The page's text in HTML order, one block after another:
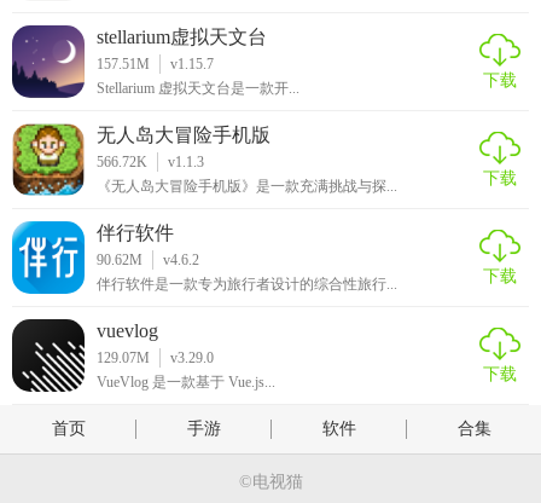
stellarium虚拟天文台
157.51M
v1.15.7
Stellarium 虚拟天文台是一款开...
下载
无人岛大冒险手机版
566.72K
v1.1.3
《无人岛大冒险手机版》是一款充满挑战与探...
下载
伴行软件
90.62M
v4.6.2
伴行软件是一款专为旅行者设计的综合性旅行...
下载
vuevlog
129.07M
v3.29.0
VueVlog 是一款基于 Vue.js...
下载
首页 手游 软件 合集
©电视猫